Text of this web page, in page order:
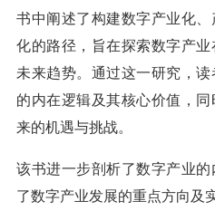
书中阐述了构建数字产业化
化的路径，旨在探索数字产
未来趋势。通过这一研究，
的内在逻辑及其核心价值，
来的机遇与挑战。
该书进一步剖析了数字产业
了数字产业发展的重点方向及